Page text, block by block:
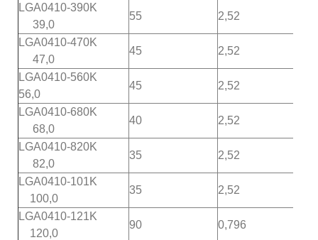
LGA0410-390K
39,0
55 2,52
LGA0410-470K
47,0
45 2,52
LGA0410-560K
56,0
45 2,52
LGA0410-680K
68,0
40 2,52
LGA0410-820K
82,0
35 2,52
LGA0410-101K
100,0
35 2,52
LGA0410-121K
120,0
90 0,796